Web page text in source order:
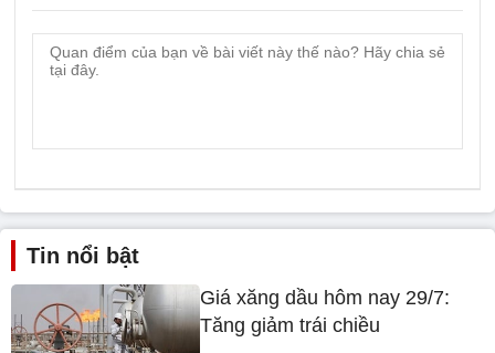
Tin nổi bật
Giá xăng dầu hôm nay 29/7:
Tăng giảm trái chiều